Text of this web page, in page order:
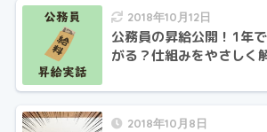
2018年10月12日
公務員の昇給公開！1年
がる？仕組みをやさしく
2018年10月8日